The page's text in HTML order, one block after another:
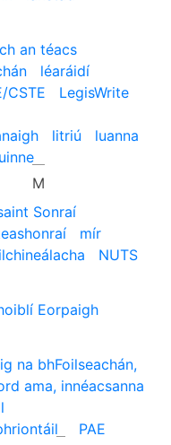
an téacs
léaráidí
CSTE
LegisWrite
litriú
luanna
M
Sonraí
mír
NUTS
Eorpaigh
na bhFoilseachán,
ama, innéacsanna
PAE